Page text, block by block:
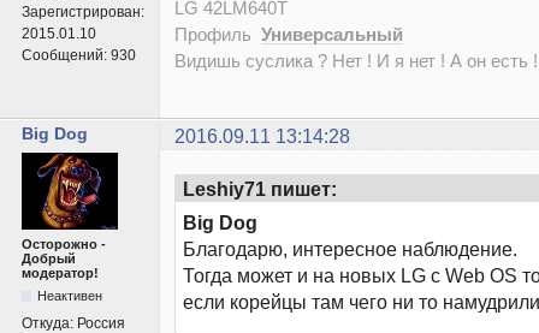
Зарегистрирован:
2015.01.10
Сообщений: 930
LG 42LM640T
Профиль Универсальный
Видишь суслика ? Нет ! И я нет ! А он есть
Big Dog 2016.09.11 13:14:28
Осторожно -
Добрый
модератор!
Неактивен
Откуда: Россия
Leshiy71 пишет:
Big Dog
Благодарю, интересное наблюдение.
Тогда может и на новых LG с Web OS
если корейцы там чего ни то